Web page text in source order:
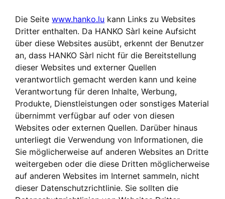
Die Seitewww.hanko.lu kann Links zu Websites
Dritter enthalten. Da HANKO Sàrl keine Aufsicht
über diese Websites ausübt, erkennt der Benutzer
an, dass HANKO Sàrl nicht für die Bereitstellung
dieser Websites und externer Quellen
verantwortlich gemacht werden kann und keine
Verantwortung für deren Inhalte, Werbung,
Produkte, Dienstleistungen oder sonstiges Material
übernimmt verfügbar auf oder von diesen
Websites oder externen Quellen. Darüber hinaus
unterliegt die Verwendung von Informationen, die
Sie möglicherweise auf anderen Websites an Dritte
weitergeben oder die diese Dritten möglicherweise
auf anderen Websites im Internet sammeln, nicht
dieser Datenschutzrichtlinie. Sie sollten die